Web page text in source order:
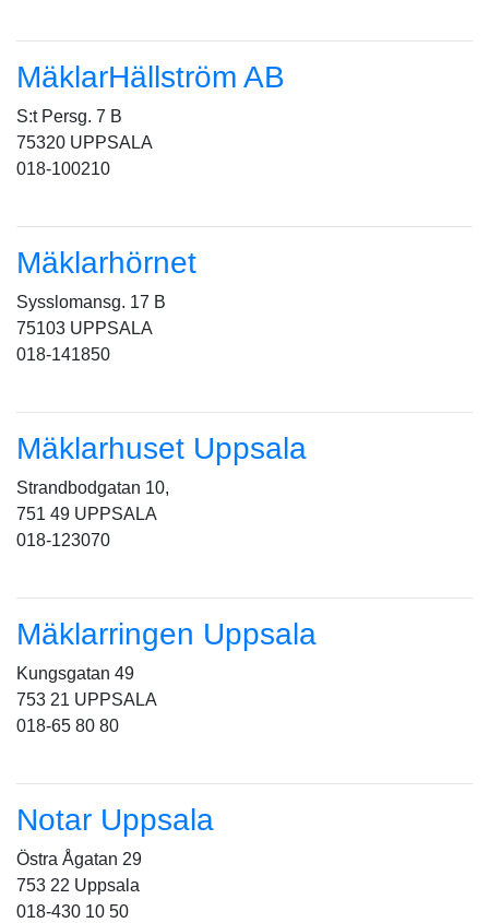
MäklarHällström AB
S:t Persg. 7 B
75320 UPPSALA
018-100210
Mäklarhörnet
Sysslomansg. 17 B
75103 UPPSALA
018-141850
Mäklarhuset Uppsala
Strandbodgatan 10,
751 49 UPPSALA
018-123070
Mäklarringen Uppsala
Kungsgatan 49
753 21 UPPSALA
018-65 80 80
Notar Uppsala
Östra Ågatan 29
753 22 Uppsala
018-430 10 50